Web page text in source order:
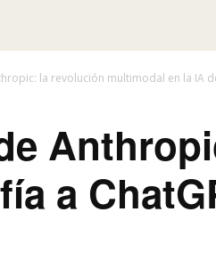
la revolución multimodal en la IA
a